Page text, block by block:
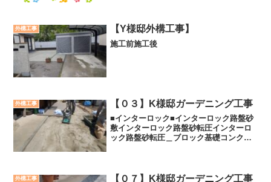
外構工事 【Y様邸外構工事】
施工前施工後
外構工事 【０３】K様邸ガーデニング工事
■インターロック■インターロック路盤砂
敷インターロック路盤砂転圧インターロ
ック路盤砂転圧＿ブロック基礎コンクリ
へ
外構工事 【０７】K様邸ガーデニング工事